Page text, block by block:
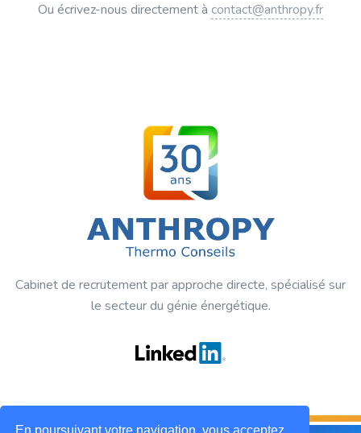
En poursuivant votre navigation, vous acceptez
Ou écrivez-nous directement à contact@anthropy.fr
Cabinet de recrutement par approche directe, spécialisé sur
le secteur du génie énergétique.